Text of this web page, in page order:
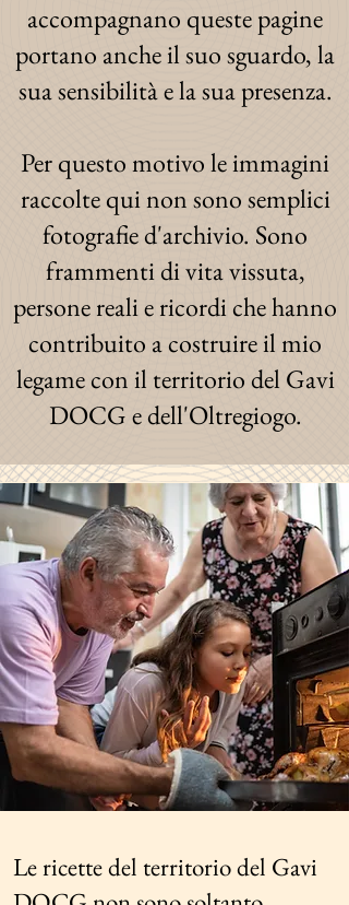
accompagnano queste pagine
portano anche il suo sguardo, la
sua sensibilità e la sua presenza.
Per questo motivo le immagini
raccolte qui non sono semplici
fotografie d'archivio. Sono
frammenti di vita vissuta,
persone reali e ricordi che hanno
contribuito a costruire il mio
legame con il territorio del Gavi
DOCG e dell'Oltregiogo.
Le ricette del territorio del Gavi